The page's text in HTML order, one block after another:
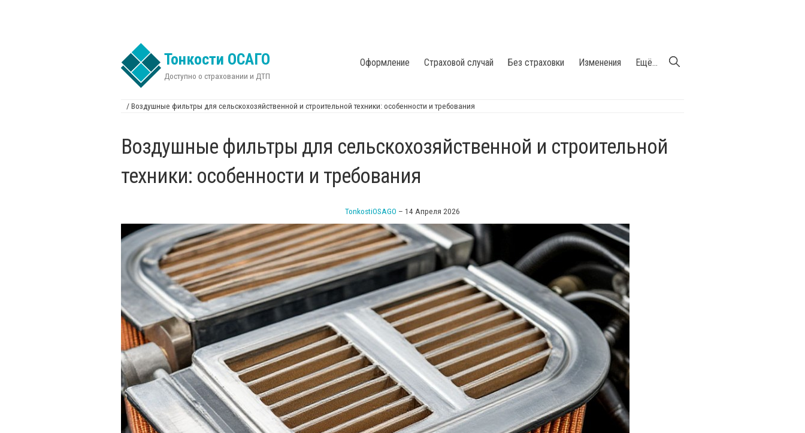
Тонкости ОСАГО
Доступно о страховании и ДТП
Оформление Страховой случай Без страховки Изменения Ещё...
Вы здесь
/Воздушные фильтры для сельскохозяйственной и строительной техники: особенности и требования
Воздушные фильтры для сельскохозяйственной и строительной
техники: особенности и требования
TonkostiOSAGO – 14 Апреля 2026